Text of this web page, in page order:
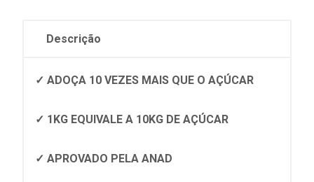
Descrição
✓ ADOÇA 10 VEZES MAIS QUE O AÇÚCAR
✓ 1KG EQUIVALE A 10KG DE AÇÚCAR
✓ APROVADO PELA ANAD